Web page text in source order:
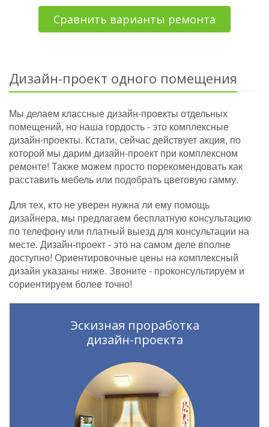
Сравнить варианты ремонта
Дизайн-проект одного помещения
Мы делаем классные дизайн-проекты отдельных
помещений, но наша гордость - это комплексные
дизайн-проекты. Кстати, сейчас действует акция, по
которой мы дарим дизайн-проект при комплексном
ремонте! Также можем просто порекомендовать как
расставить мебель или подобрать цветовую гамму.
Для тех, кто не уверен нужна ли ему помощь
дизайнера, мы предлагаем бесплатную консультацию
по телефону или платный выезд для консультации на
месте. Дизайн-проект - это на самом деле вполне
доступно! Ориентировочные цены на комплексный
дизайн указаны ниже. Звоните - проконсультируем и
сориентируем более точно!
Эскизная проработка
дизайн-проекта